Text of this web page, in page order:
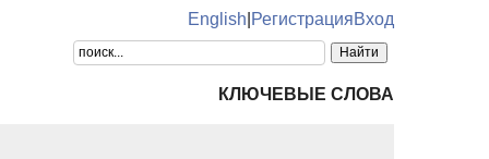
English РегистрацияВход
КЛЮЧЕВЫЕ СЛОВА